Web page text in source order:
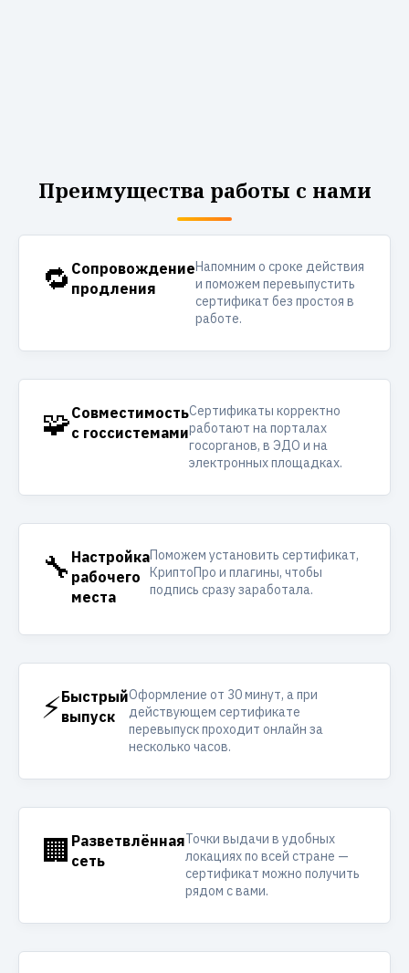
Преимущества работы с нами
🔁 Сопровождение
продления
Напомним о сроке действия
и поможем перевыпустить
сертификат без простоя в
работе.
🧩Совместимость
с госсистемами
Сертификаты корректно
работают на порталах
госорганов, в ЭДО и на
электронных площадках.
🔧 Настройка
рабочего
места
Поможем установить сертификат,
КриптоПро и плагины, чтобы
подпись сразу заработала.
⚡Быстрый
выпуск
Оформление от 30 минут, а при
действующем сертификате
перевыпуск проходит онлайн за
несколько часов.
🏢 Разветвлённая
сеть
Точки выдачи в удобных
локациях по всей стране —
сертификат можно получить
рядом с вами.